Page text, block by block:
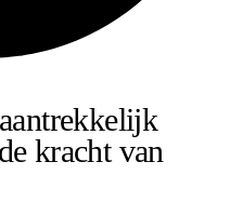
kracht van